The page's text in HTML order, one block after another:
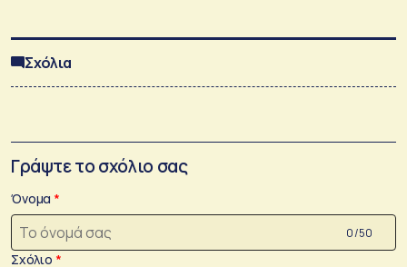
Σχόλια
Γράψτε το σχόλιο σας
Όνομα
0 /50
Σχόλιο